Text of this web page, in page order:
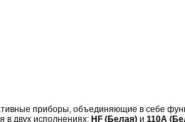
приборы, объединяющие в себе
в двух исполнениях: HF (Белая) и 110А